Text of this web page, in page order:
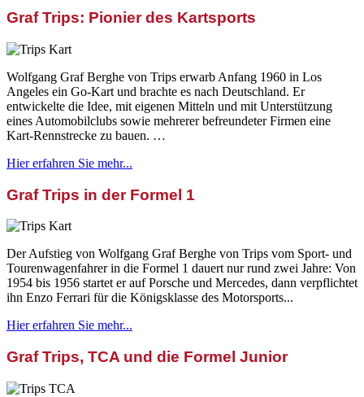
Graf Trips: Pionier des Kartsports
Wolfgang Graf Berghe von Trips erwarb Anfang 1960 in Los
Angeles ein Go-Kart und brachte es nach Deutschland. Er
entwickelte die Idee, mit eigenen Mitteln und mit Unterstützung
eines Automobilclubs sowie mehrerer befreundeter Firmen eine
Kart-Rennstrecke zu bauen. …
Hier erfahren Sie mehr...
Graf Trips in der Formel 1
Der Aufstieg von Wolfgang Graf Berghe von Trips vom Sport- und
Tourenwagenfahrer in die Formel 1 dauert nur rund zwei Jahre: Von
1954 bis 1956 startet er auf Porsche und Mercedes, dann verpflichtet
ihn Enzo Ferrari für die Königsklasse des Motorsports...
Hier erfahren Sie mehr...
Graf Trips, TCA und die Formel Junior